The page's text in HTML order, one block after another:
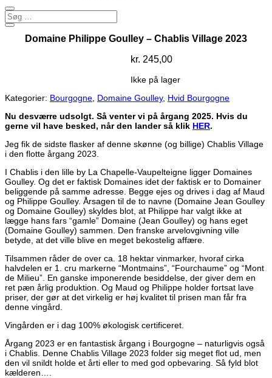
Domaine Philippe Goulley – Chablis Village 2023
kr. 245,00
Ikke på lager
Kategorier: Bourgogne Domaine Goulley, Hvid Bourgogne
Nu desværre udsolgt. Så venter vi på årgang 2025. Hvis du
gerne vil have besked, når den lander så klik HER.
Jeg fik de sidste flasker af denne skønne (og billige) Chablis Village
i den flotte årgang 2023.
I Chablis i den lille by La Chapelle-Vaupelteigne ligger Domaines
Goulley. Og det er faktisk Domaines idet der faktisk er to Domainer
beliggende på samme adresse. Begge ejes og drives i dag af Maud
og Philippe Goulley. Årsagen til de to navne (Domaine Jean Goulley
og Domaine Goulley) skyldes blot, at Philippe har valgt ikke at
lægge hans fars “gamle” Domaine (Jean Goulley) og hans eget
(Domaine Goulley) sammen. Den franske arvelovgivning ville
betyde, at det ville blive en meget bekostelig affære.
Tilsammen råder de over ca. 18 hektar vinmarker, hvoraf cirka
halvdelen er 1. cru markerne “Montmains”, “Fourchaume” og “Mont
de Milieu”. En ganske imponerende besiddelse, der giver dem en
ret pæn årlig produktion. Og Maud og Philippe holder fortsat lave
priser, der gør at det virkelig er høj kvalitet til prisen man får fra
denne vingård.
Vingården er i dag 100% økologisk certificeret.
Årgang 2023 er en fantastisk årgang i Bourgogne – naturligvis også
i Chablis. Denne Chablis Village 2023 folder sig meget flot ud, men
den vil snildt holde et årti eller to med god opbevaring. Så fyld blot
kælderen….